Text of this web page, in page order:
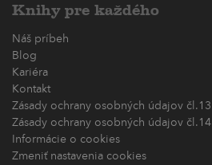
Knihy pre každého
Náš príbeh
Blog
Kariéra
Kontakt
Zásady ochrany osobných údajov čl.13
Zásady ochrany osobných údajov čl.14
Informácie o cookies
Zmeniť nastavenia cookies